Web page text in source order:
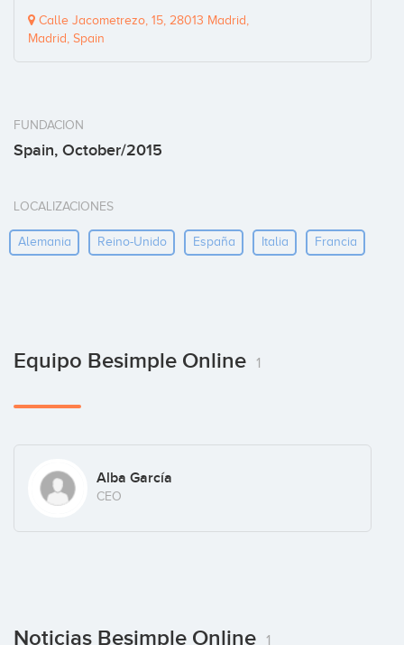
Calle Jacometrezo, 15, 28013 Madrid,
Madrid, Spain
FUNDACION
Spain, October/2015
LOCALIZACIONES
Alemania Reino-Unido España Italia Francia
Equipo Besimple Online 1
Alba García
CEO
Noticias Besimple Online 1